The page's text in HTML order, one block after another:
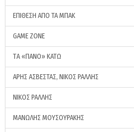
ΕΠΙΘΕΣΗ ΑΠΟ ΤΑ ΜΠΑΚ
GAME ZONE
ΤA «ΠΑΝΟ» ΚΑΤΩ
ΑΡΗΣ ΑΣΒΕΣΤΑΣ, ΝΙΚΟΣ ΡΑΛΛΗΣ
ΝΙΚΟΣ ΡΑΛΛΗΣ
ΜΑΝΩΛΗΣ ΜΟΥΣΟΥΡΑΚΗΣ